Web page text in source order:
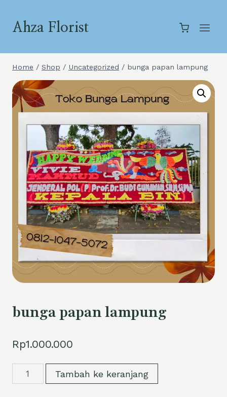
content
Ahza Florist
Home / Shop / Uncategorized / bunga papan lampung
bunga papan lampung
Rp1.000.000
Kuantitas
bunga
Tambah ke keranjang